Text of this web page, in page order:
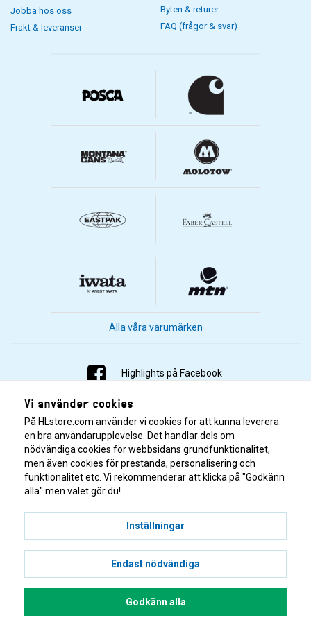
Jobba hos oss
Frakt & leveranser
Byten & returer
FAQ (frågor & svar)
Alla våra varumärken
Highlights på Facebook
Highlights på Instagram
Highlights på Youtube
Highlights på Tiktok
© 2001–2026 Highlights/KR Distribution AB.
Vi använder cookies
På HLstore.com använder vi cookies för att kunna leverera
en bra användarupplevelse. Det handlar dels om
nödvändiga cookies för webbsidans grundfunktionalitet,
men även cookies för prestanda, personalisering och
funktionalitet etc. Vi rekommenderar att klicka på "Godkänn
alla" men valet gör du!
Inställningar
Endast nödvändiga
Godkänn alla